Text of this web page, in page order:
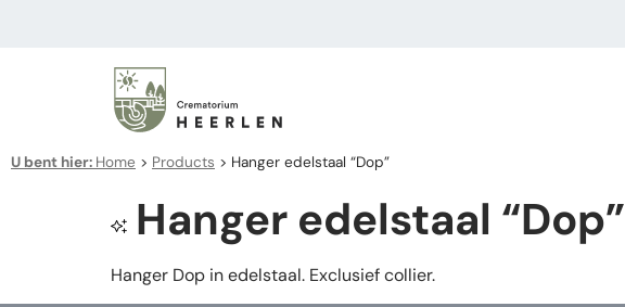
U bent hier: Home > Products > Hanger edelstaal “Dop”
Hanger edelstaal “Dop”
Hanger Dop in edelstaal. Exclusief collier.